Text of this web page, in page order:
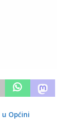
Općini